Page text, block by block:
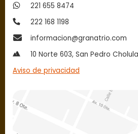
221 655 8474
222 168 1198
informacion@granatrio.com
10 Norte 603, San Pedro
Aviso de privacidad